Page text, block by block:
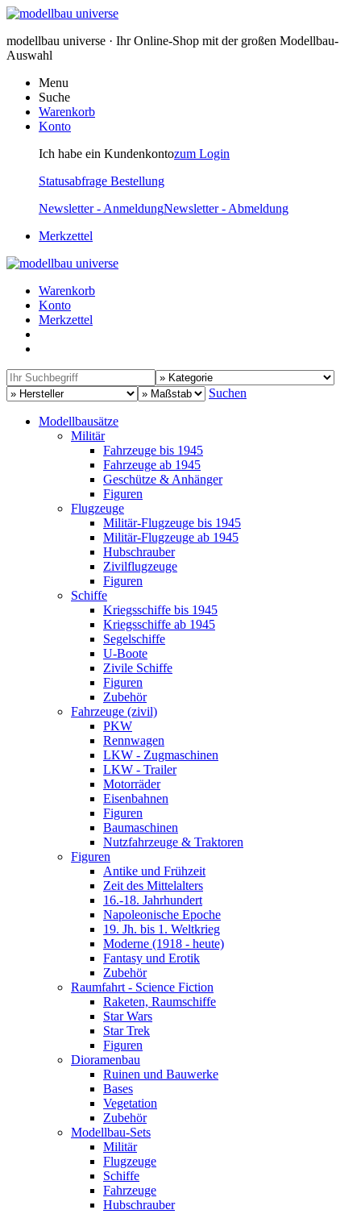
modellbau universe · Ihr Online-Shop mit der großen Modellbau-
Auswahl
Menu
Suche
Warenkorb
Konto
Ich habe ein Kundenkontozum Login
Statusabfrage Bestellung
Newsletter - AnmeldungNewsletter - Abmeldung
Merkzettel
Warenkorb
Konto
Merkzettel
Suchen
Modellbausätze
Militär
Fahrzeuge bis 1945
Fahrzeuge ab 1945
Geschütze & Anhänger
Figuren
Flugzeuge
Militär-Flugzeuge bis 1945
Militär-Flugzeuge ab 1945
Hubschrauber
Zivilflugzeuge
Figuren
Schiffe
Kriegsschiffe bis 1945
Kriegsschiffe ab 1945
Segelschiffe
U-Boote
Zivile Schiffe
Figuren
Zubehör
Fahrzeuge (zivil)
PKW
Rennwagen
LKW - Zugmaschinen
LKW - Trailer
Motorräder
Eisenbahnen
Figuren
Baumaschinen
Nutzfahrzeuge & Traktoren
Figuren
Antike und Frühzeit
Zeit des Mittelalters
16.-18. Jahrhundert
Napoleonische Epoche
19. Jh. bis 1. Weltkrieg
Moderne (1918 - heute)
Fantasy und Erotik
Zubehör
Raumfahrt - Science Fiction
Raketen, Raumschiffe
Star Wars
Star Trek
Figuren
Dioramenbau
Ruinen und Bauwerke
Bases
Vegetation
Zubehör
Modellbau-Sets
Militär
Flugzeuge
Schiffe
Fahrzeuge
Hubschrauber